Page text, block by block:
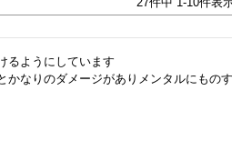
るようにしています
なりのダメージがありメンタルにもの